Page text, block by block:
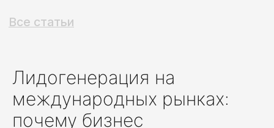
Лидогенерация на
международных рынках:
почему бизнес